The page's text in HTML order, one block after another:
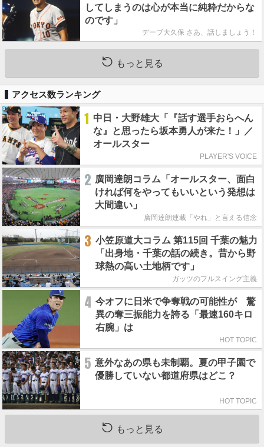
してしまうのは心が本当に純粋だからな
のです」
デーブ大久保 さあ、話しましょう！
もっと見る
アクセス数ランキング
1 中日・大野雄大「『話す選手おらへん
な』と思ったら坂本勇人が来た！」／
オールスター
PLAYER'S VOICE
2 廣岡達朗コラム「オールスター、面白
ければ何をやってもいいという発想は
大間違い」
廣岡達朗連載「やれ」と言える信念
3 小笠原道大コラム 第115回 千葉の魅力
「出身地・千葉の話の続き。昔から野
球熱の高い土地柄です」
ガッツのフルスイング主義
4 今オフに日米で争奪戦の可能性が 驚
異の奪三振能力を誇る「最速160キロ
右腕」は
HOT TOPIC
5 意外なあの県も未制覇。夏の甲子園で
優勝していない都道府県はどこ？
HOT TOPIC
もっと見る